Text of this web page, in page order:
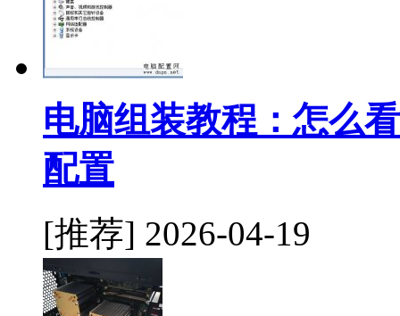
电脑组装教程：怎么
配置
[推荐] 2026-04-19